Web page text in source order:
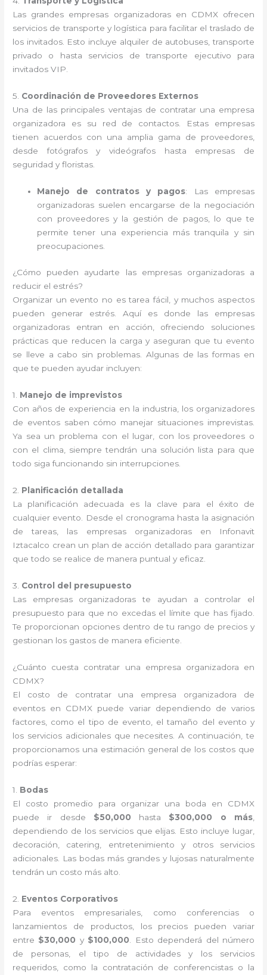
Las grandes empresas organizadoras en CDMX ofrecen
servicios de transporte y logística para facilitar el traslado de
los invitados. Esto incluye alquiler de autobuses, transporte
privado o hasta servicios de transporte ejecutivo para
invitados VIP.
5. Coordinación de Proveedores Externos
Una de las principales ventajas de contratar una empresa
organizadora es su red de contactos. Estas empresas
tienen acuerdos con una amplia gama de proveedores,
desde fotógrafos y videógrafos hasta empresas de
seguridad y floristas.
Manejo de contratos y pagos: Las empresas
organizadoras suelen encargarse de la negociación
con proveedores y la gestión de pagos, lo que te
permite tener una experiencia más tranquila y sin
preocupaciones.
¿Cómo pueden ayudarte las empresas organizadoras a
reducir el estrés?
Organizar un evento no es tarea fácil, y muchos aspectos
pueden generar estrés. Aquí es donde las empresas
organizadoras entran en acción, ofreciendo soluciones
prácticas que reducen la carga y aseguran que tu evento
se lleve a cabo sin problemas. Algunas de las formas en
que te pueden ayudar incluyen:
1. Manejo de imprevistos
Con años de experiencia en la industria, los organizadores
de eventos saben cómo manejar situaciones imprevistas.
Ya sea un problema con el lugar, con los proveedores o
con el clima, siempre tendrán una solución lista para que
todo siga funcionando sin interrupciones.
2. Planificación detallada
La planificación adecuada es la clave para el éxito de
cualquier evento. Desde el cronograma hasta la asignación
de tareas, las empresas organizadoras en Infonavit
Iztacalco crean un plan de acción detallado para garantizar
que todo se realice de manera puntual y eficaz.
3. Control del presupuesto
Las empresas organizadoras te ayudan a controlar el
presupuesto para que no excedas el límite que has fijado.
Te proporcionan opciones dentro de tu rango de precios y
gestionan los gastos de manera eficiente.
¿Cuánto cuesta contratar una empresa organizadora en
CDMX?
El costo de contratar una empresa organizadora de
eventos en CDMX puede variar dependiendo de varios
factores, como el tipo de evento, el tamaño del evento y
los servicios adicionales que necesites. A continuación, te
proporcionamos una estimación general de los costos que
podrías esperar:
1. Bodas
El costo promedio para organizar una boda en CDMX
puede ir desde $50,000 hasta $300,000 o más,
dependiendo de los servicios que elijas. Esto incluye lugar,
decoración, catering, entretenimiento y otros servicios
adicionales. Las bodas más grandes y lujosas naturalmente
tendrán un costo más alto.
2. Eventos Corporativos
Para eventos empresariales, como conferencias o
lanzamientos de productos, los precios pueden variar
entre $30,000 y $100,000 . Esto dependerá del número
de personas, el tipo de actividades y los servicios
requeridos, como la contratación de conferencistas o la